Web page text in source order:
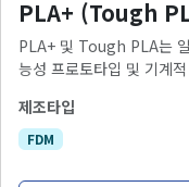
PLA+ (Tough
PLA+ 및 Tough PLA는
능성 프로토타입 및 기계
제조타입
FDM